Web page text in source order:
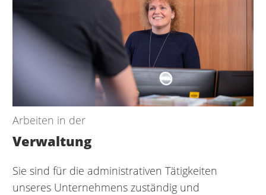
Arbeiten in der
Verwaltung
Sie sind für die administrativen Tätigkeiten
unseres Unternehmens zuständig und